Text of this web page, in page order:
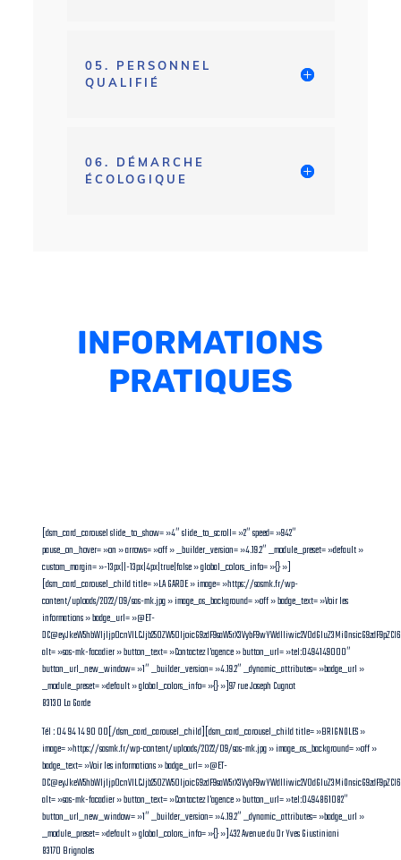
05. PERSONNEL
QUALIFIÉ
06. DÉMARCHE
ÉCOLOGIQUE
INFORMATIONS
PRATIQUES
[dsm_card_carousel slide_to_show= »4″ slide_to_scroll= »2″ speed= »942″
pause_on_hover= »on » arrows= »off » _builder_version= »4.19.2″ _module_preset= »default »
custom_margin= »-13px||-13px|4px|true|false » global_colors_info= »{} »]
[dsm_card_carousel_child title= »LA GARDE » image= »https://sasmk.fr/wp-
content/uploads/2022/09/sas-mk.jpg » image_as_background= »off » badge_text= »Voir les
informations » badge_url= »@ET-
alt= »sas-mk-facadier » button_text= »Contactez l’agence » button_url= »tel:0494149000″
button_url_new_window= »1″ _builder_version= »4.19.2″ _dynamic_attributes= »badge_url »
_module_preset= »default » global_colors_info= »{} »]97 rue Joseph Cugnot
83130 La Garde
Tél : 04 94 14 90 00[/dsm_card_carousel_child][dsm_card_carousel_child title= »BRIGNOLES »
image= »https://sasmk.fr/wp-content/uploads/2022/09/sas-mk.jpg » image_as_background= »off »
badge_text= »Voir les informations » badge_url= »@ET-
alt= »sas-mk-facadier » button_text= »Contactez l’agence » button_url= »tel:0494861082″
button_url_new_window= »1″ _builder_version= »4.19.2″ _dynamic_attributes= »badge_url »
_module_preset= »default » global_colors_info= »{} »]432 Avenue du Dr Yves Giustiniani
83170 Brignoles